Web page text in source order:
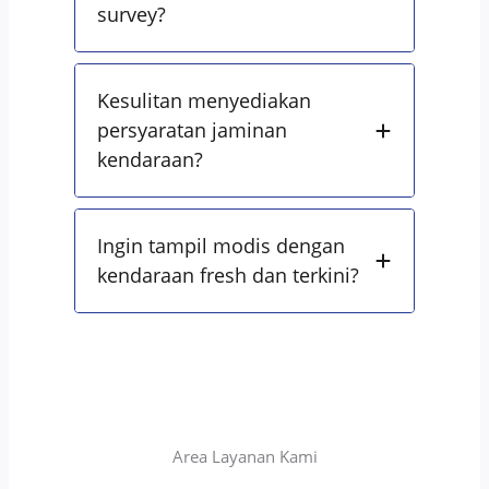
survey?
Kesulitan menyediakan
persyaratan jaminan
kendaraan?
Ingin tampil modis dengan
kendaraan fresh dan terkini?
Area Layanan Kami